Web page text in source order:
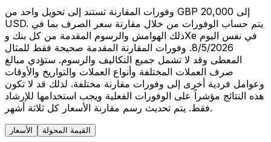
وفورات المقارنة تستند إلى تحويل واحد من GBP 20,000 إلى
USD. يتم حساب الوفورات من خلال مقارنة سعر الصرف بما في
ذلك الهوامش والرسوم المقدمة من كل بنك وXe في نفس اليوم
8/5/2026. وفورات المقارنة المقدمة صحيحة فقط للمثال
المعطى وقد لا تشمل جميع التكاليف والرسوم. ستؤدي مبالغ
صرف العملات المختلفة وأنواع العملات والتواريخ والأوقات
وعوامل فردية أخرى إلى وفورات مقارنة مختلفة. لذلك قد لا تكون
هذه النتائج مؤشراً على الوفورات الفعلية ويجب استخدامها للإرشاد
فقط. يتم تحديث رسم مقارنة الأسعار كل ثلاثة أشهر.
الأسعار القيمة المحولة